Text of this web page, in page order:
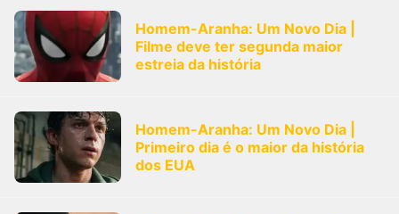
Homem-Aranha: Um Novo Dia |
Filme deve ter segunda maior
estreia da história
Homem-Aranha: Um Novo Dia |
Primeiro dia é o maior da história
dos EUA